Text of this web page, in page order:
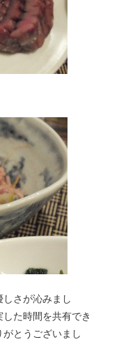
さが沁みまし
た時間を共有でき
とうございまし